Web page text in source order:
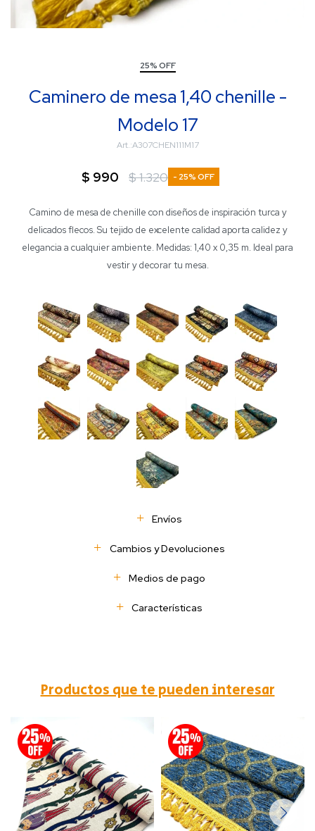
25% OFF
Caminero de mesa 1,40 chenille -
Modelo 17
A307CHEN111M17
$ 990 $1.320 25
Camino de mesa de chenille con diseños de inspiración turca y
delicados flecos. Su tejido de excelente calidad aporta calidez y
elegancia a cualquier ambiente. Medidas: 1,40 x 0,35 m. Ideal para
vestir y decorar tu mesa.
Envíos
Cambios y Devoluciones
Medios de pago
Características
Productos que te pueden interesar